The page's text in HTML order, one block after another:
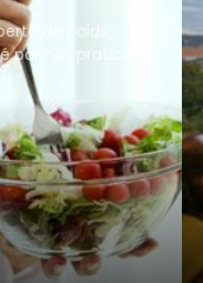
de poids
nos praticiens